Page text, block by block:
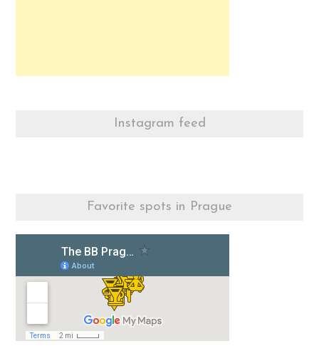
Instagram feed
Favorite spots in Prague